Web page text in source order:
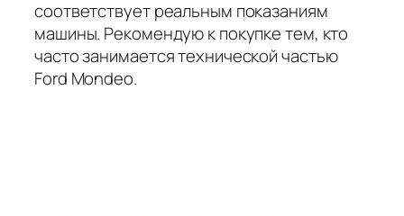
соответствует реальным показаниям
машины. Рекомендую к покупке тем, кто
часто занимается технической частью
Ford Mondeo.